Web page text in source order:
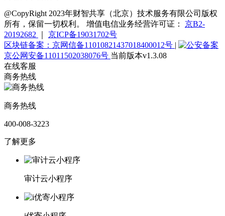
@CopyRight 2023年财智共享（北京）技术服务有限公司版权
所有，保留一切权利。 增值电信业务经营许可证： 京B2-
20192682
京ICP备19031702号
区块链备案：京网信备11010821437018400012号 |
京公网安备11011502038076号 当前版本v1.3.08
在线客服
商务热线
商务热线
400-008-3223
了解更多
审计云小程序